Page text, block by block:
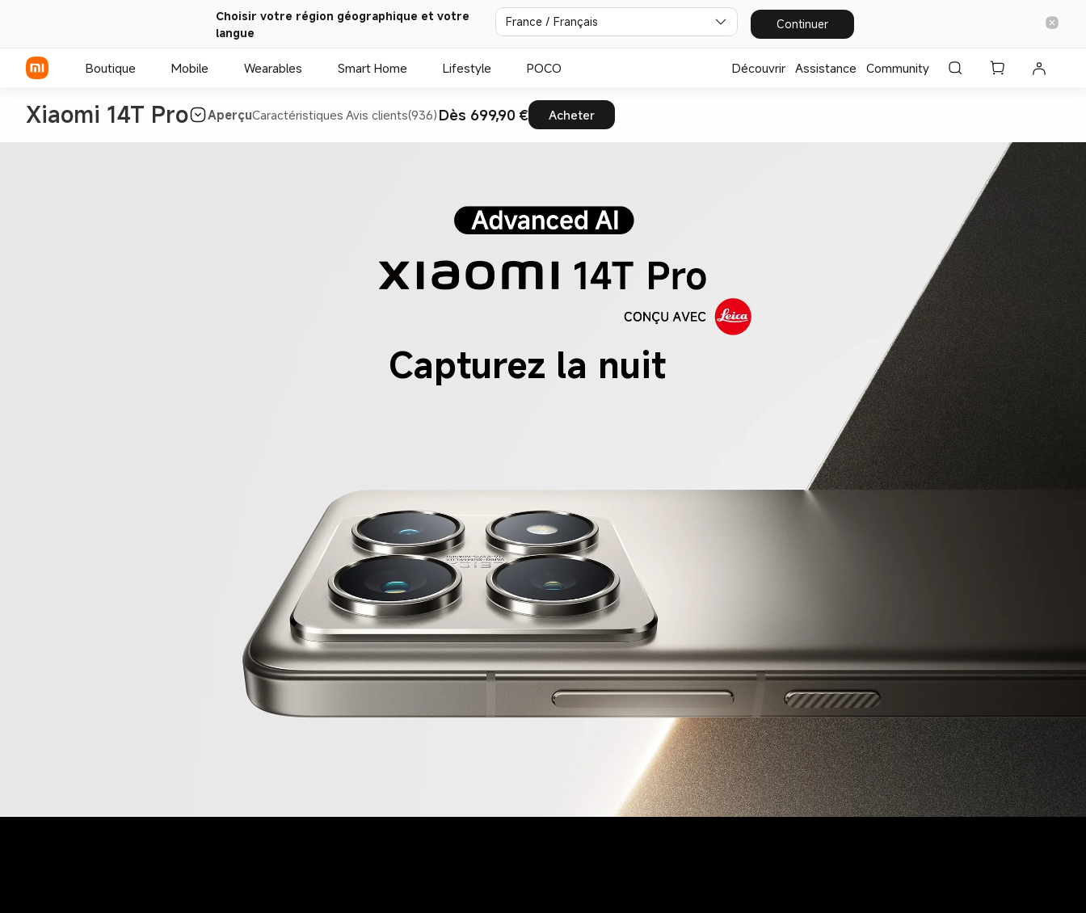
Choisir votre région géographique et votre
langue
France / Français Continuer
Boutique Mobile Wearables Smart Home Lifestyle POCO Découvrir Assistance Community
Xiaomi 14T Pro AperçuCaractéristiques Avis clients(936) Dès 699,90 € Acheter
Capturez la nuit